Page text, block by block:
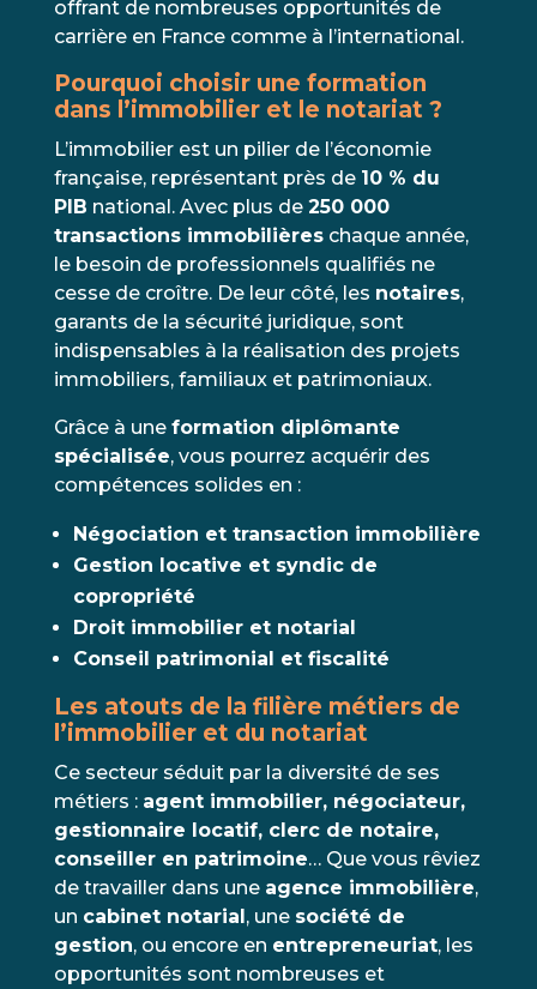
offrant de nombreuses opportunités de
carrière en France comme à l’international.
Pourquoi choisir une formation
dans l’immobilier et le notariat ?
L’immobilier est un pilier de l’économie
française, représentant près de 10 % du
PIB national. Avec plus de 250 000
transactions immobilières chaque année,
le besoin de professionnels qualifiés ne
cesse de croître. De leur côté, les notaires,
garants de la sécurité juridique, sont
indispensables à la réalisation des projets
immobiliers, familiaux et patrimoniaux.
Grâce à une formation diplômante
spécialisée, vous pourrez acquérir des
compétences solides en :
Négociation et transaction immobilière
Gestion locative et syndic de
copropriété
Droit immobilier et notarial
Conseil patrimonial et fiscalité
Les atouts de la filière métiers de
l’immobilier et du notariat
Ce secteur séduit par la diversité de ses
métiers : agent immobilier, négociateur,
gestionnaire locatif, clerc de notaire,
conseiller en patrimoine… Que vous rêviez
de travailler dans une agence immobilière,
un cabinet notarial, une société de
gestion, ou encore en entrepreneuriat, les
opportunités sont nombreuses et